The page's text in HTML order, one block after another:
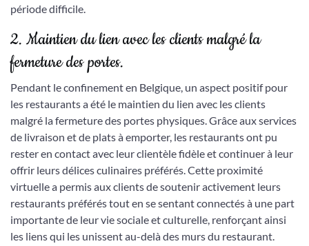
période difficile.
2. Maintien du lien avec les clients malgré la
fermeture des portes.
Pendant le confinement en Belgique, un aspect positif pour
les restaurants a été le maintien du lien avec les clients
malgré la fermeture des portes physiques. Grâce aux services
de livraison et de plats à emporter, les restaurants ont pu
rester en contact avec leur clientèle fidèle et continuer à leur
offrir leurs délices culinaires préférés. Cette proximité
virtuelle a permis aux clients de soutenir activement leurs
restaurants préférés tout en se sentant connectés à une part
importante de leur vie sociale et culturelle, renforçant ainsi
les liens qui les unissent au-delà des murs du restaurant.